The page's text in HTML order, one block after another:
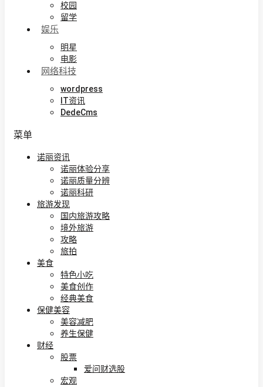
校园
留学
娱乐
明星
电影
网络科技
wordpress
IT资讯
DedeCms
菜单
诺丽资讯
诺丽体验分享
诺丽质量分辨
诺丽科研
旅游发现
国内旅游攻略
境外旅游
攻略
旅拍
美食
特色小吃
美食创作
经典美食
保健美容
美容减肥
养生保健
财经
股票
爱问财选股
宏观